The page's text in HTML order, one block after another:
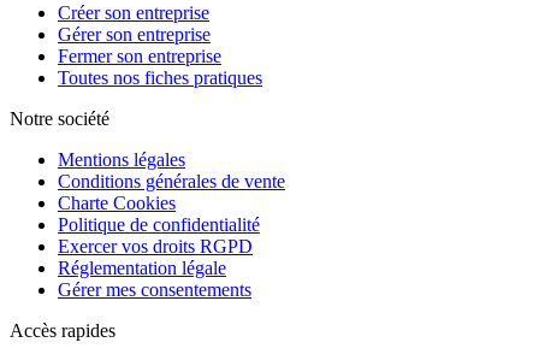
Créer son entreprise
Gérer son entreprise
Fermer son entreprise
Toutes nos fiches pratiques
Notre société
Mentions légales
Conditions générales de vente
Charte Cookies
Politique de confidentialité
Exercer vos droits RGPD
Réglementation légale
Gérer mes consentements
Accès rapides